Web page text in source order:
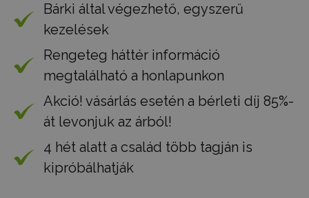
Bárki által végezhető, egyszerű
kezelések
Rengeteg háttér információ
megtalálható a honlapunkon
Akció! vásárlás esetén a bérleti díj 85%-
át levonjuk az árból!
4 hét alatt a család több tagján is
kipróbálhatják